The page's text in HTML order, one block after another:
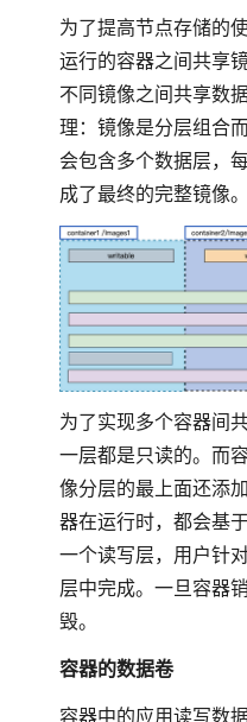
为了提高节点存储的
运行的容器之间共享
不同镜像之间共享数
理：镜像是分层组合
会包含多个数据层，
成了最终的完整镜像。
为了实现多个容器间
一层都是只读的。而
像分层的最上面还添
器在运行时，都会基
一个读写层，用户针
层中完成。一旦容器
毁。
容器的数据卷
容器中的应用读写数